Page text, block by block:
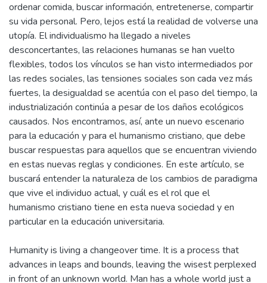
ordenar comida, buscar información, entretenerse, compartir
su vida personal. Pero, lejos está la realidad de volverse una
utopía. El individualismo ha llegado a niveles
desconcertantes, las relaciones humanas se han vuelto
flexibles, todos los vínculos se han visto intermediados por
las redes sociales, las tensiones sociales son cada vez más
fuertes, la desigualdad se acentúa con el paso del tiempo, la
industrialización continúa a pesar de los daños ecológicos
causados. Nos encontramos, así, ante un nuevo escenario
para la educación y para el humanismo cristiano, que debe
buscar respuestas para aquellos que se encuentran viviendo
en estas nuevas reglas y condiciones. En este artículo, se
buscará entender la naturaleza de los cambios de paradigma
que vive el individuo actual, y cuál es el rol que el
humanismo cristiano tiene en esta nueva sociedad y en
Humanity is living a changeover time. It is a process that
advances in leaps and bounds, leaving the wisest perplexed
in front of an unknown world. Man has a whole world just a